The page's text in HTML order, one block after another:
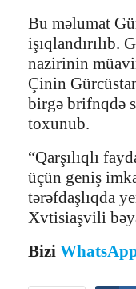
Bu məlumat
işıqlandırılıb.
nazirinin
Çinin
birgə brifnqdə
toxunub.
“Qarşılıqlı
üçün geniş
tərəfdaşlıqda
Xvtisiaşvili
Bizi